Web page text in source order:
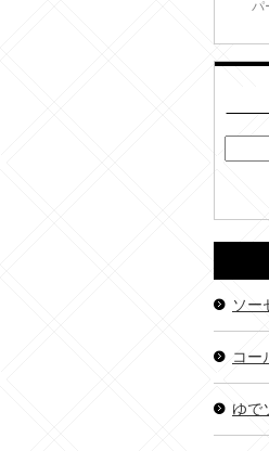
ソー
コー
ゆで